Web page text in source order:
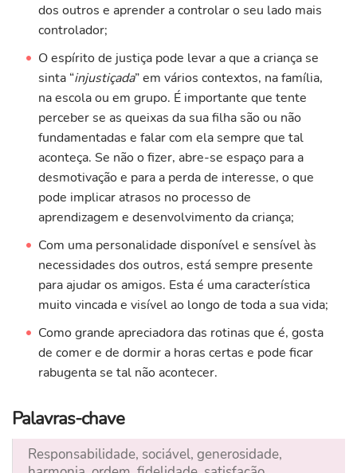
dos outros e aprender a controlar o seu lado mais
controlador;
O espírito de justiça pode levar a que a criança se
sinta “injustiçada” em vários contextos, na família,
na escola ou em grupo. É importante que tente
perceber se as queixas da sua filha são ou não
fundamentadas e falar com ela sempre que tal
aconteça. Se não o fizer, abre-se espaço para a
desmotivação e para a perda de interesse, o que
pode implicar atrasos no processo de
aprendizagem e desenvolvimento da criança;
Com uma personalidade disponível e sensível às
necessidades dos outros, está sempre presente
para ajudar os amigos. Esta é uma característica
muito vincada e visível ao longo de toda a sua vida;
Como grande apreciadora das rotinas que é, gosta
de comer e de dormir a horas certas e pode ficar
rabugenta se tal não acontecer.
Palavras-chave
Responsabilidade, sociável, generosidade,